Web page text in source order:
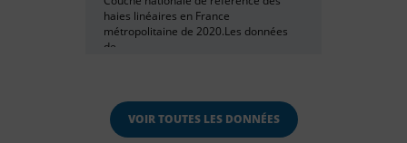
haies linéaires en France
métropolitaine de 2020.Les données
de...
VOIR TOUTES LES DONNÉES